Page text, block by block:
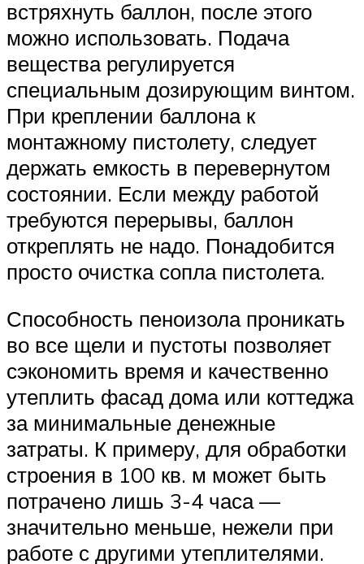
встряхнуть баллон, после этого
можно использовать. Подача
вещества регулируется
специальным дозирующим винтом.
При креплении баллона к
монтажному пистолету, следует
держать емкость в перевернутом
состоянии. Если между работой
требуются перерывы, баллон
откреплять не надо. Понадобится
просто очистка сопла пистолета.
Способность пеноизола проникать
во все щели и пустоты позволяет
сэкономить время и качественно
утеплить фасад дома или коттеджа
за минимальные денежные
затраты. К примеру, для обработки
строения в 100 кв. м может быть
потрачено лишь 3-4 часа —
значительно меньше, нежели при
работе с другими утеплителями.